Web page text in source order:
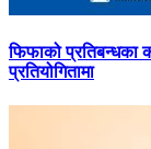
फिफाकोप्रतिबन्धका
प्रतियोगितामा